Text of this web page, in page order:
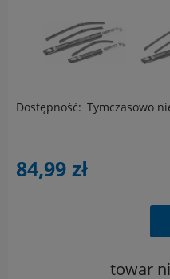
Dostępność: Tymczasowo
84,99 zł
towar